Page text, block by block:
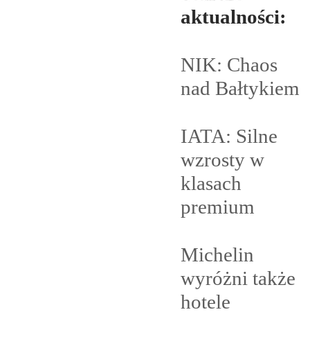
aktualności:
NIK: Chaos
nad Bałtykiem
IATA: Silne
wzrosty w
klasach
premium
Michelin
wyróżni także
hotele